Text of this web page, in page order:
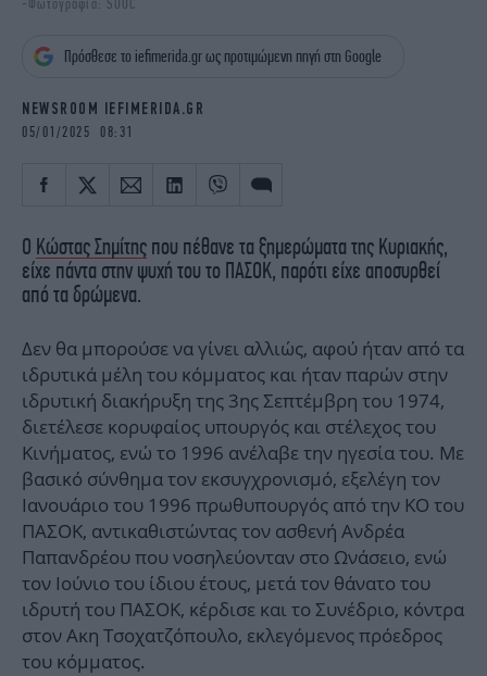
iBOOKS
OSCARS
NEWSLETTER
-Φωτογραφία: SOOC
Πρόσθεσε το iefimerida.gr ως προτιμώμενη πηγή στη Google
NEWSROOM IEFIMERIDA.GR
05/01/2025 08:31
Ο Κώστας Σημίτης που πέθανε τα ξημερώματα της Κυριακής,
είχε πάντα στην ψυχή του το ΠΑΣΟΚ, παρότι είχε αποσυρθεί
από τα δρώμενα.
Δεν θα μπορούσε να γίνει αλλιώς, αφού ήταν από τα
ιδρυτικά μέλη του κόμματος και ήταν παρών στην
ιδρυτική διακήρυξη της 3ης Σεπτέμβρη του 1974,
διετέλεσε κορυφαίος υπουργός και στέλεχος του
Κινήματος, ενώ το 1996 ανέλαβε την ηγεσία του. Με
βασικό σύνθημα τον εκσυγχρονισμό, εξελέγη τον
Ιανουάριο του 1996 πρωθυπουργός από την ΚΟ του
ΠΑΣΟΚ, αντικαθιστώντας τον ασθενή Ανδρέα
Παπανδρέου που νοσηλεύονταν στο Ωνάσειο, ενώ
τον Ιούνιο του ίδιου έτους, μετά τον θάνατο του
ιδρυτή του ΠΑΣΟΚ, κέρδισε και το Συνέδριο, κόντρα
στον Ακη Τσοχατζόπουλο, εκλεγόμενος πρόεδρος
του κόμματος.